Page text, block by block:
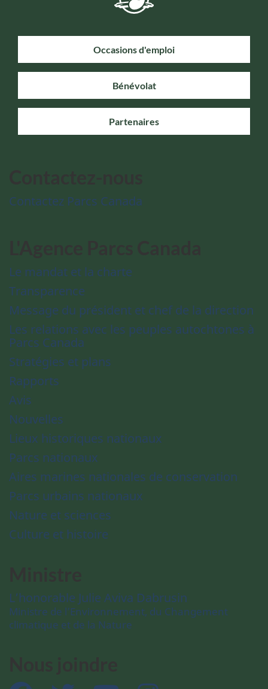
Occasions d'emploi
Bénévolat
Partenaires
Contactez Parcs Canada
Le mandat et la charte
Transparence
Message du président et chef de la direction
Les relations avec les peuples autochtones à
Parcs Canada
Stratégies et plans
Rapports
Avis
Nouvelles
Lieux historiques nationaux
Parcs nationaux
Aires marines nationales de conservation
Parcs urbains nationaux
Nature et sciences
Culture et histoire
L’honorable Julie Aviva Dabrusin
Ministre de l’Environnement, du Changement
climatique et de la Nature